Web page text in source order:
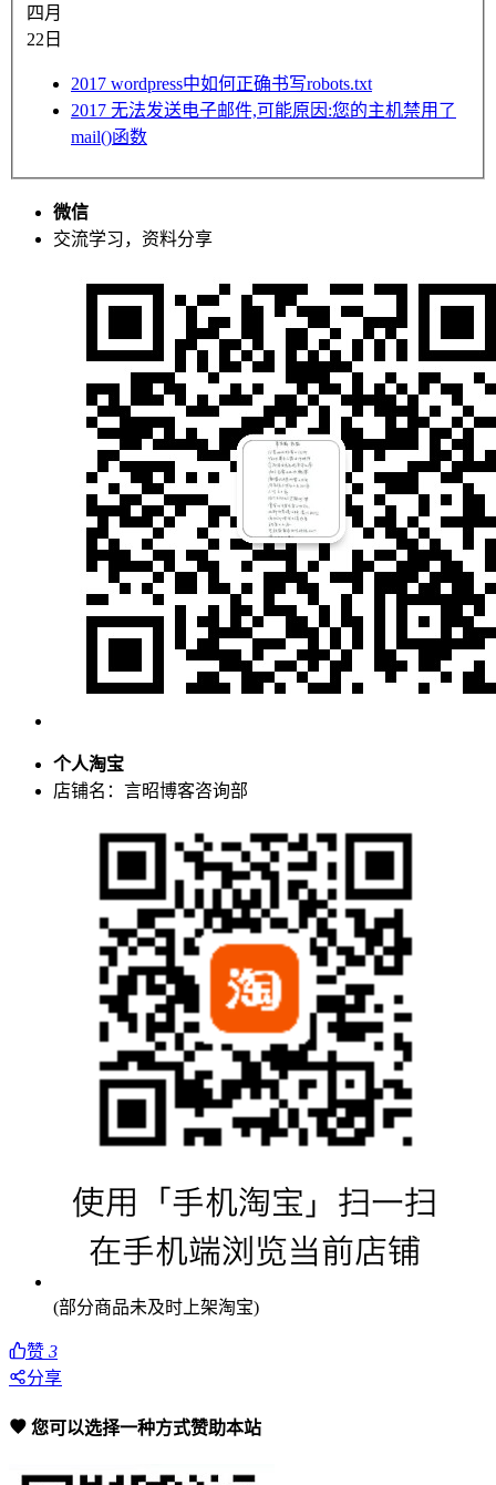
四月
22日
2017 wordpress中如何正确书写robots.txt
2017
mail()函数
微信
交流学习，资料分享
个人淘宝
店铺名：言昭博客咨询部
(部分商品未及时上架淘宝)
赞 3
分享
您可以选择一种方式赞助本站